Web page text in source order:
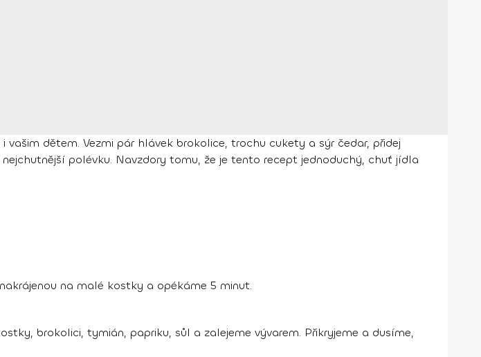
dětem. Vezmi pár hlávek brokolice, trochu cukety a sýr čedar, přidej
polévku. Navzdory tomu, že je tento recept jednoduchý, chuť jídla
na malé kostky a opékáme 5 minut.
brokolici, tymián, papriku, sůl a zalejeme vývarem. Přikryjeme a dusíme,